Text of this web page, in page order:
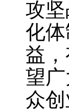
攻
化
益
望
众